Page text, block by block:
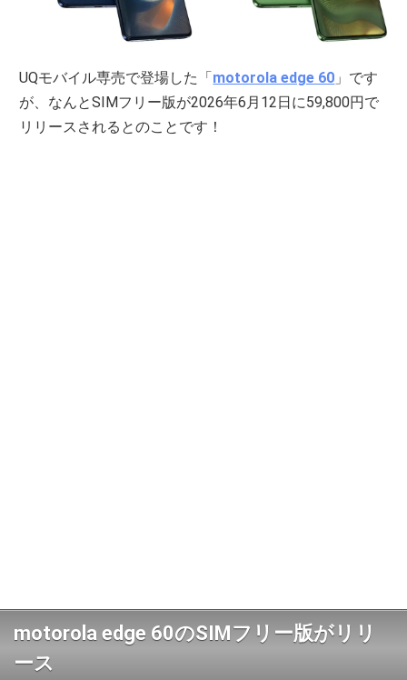
UQモバイル専売で登場した「 motorola edge 60 」です
が、なんとSIMフリー版が2026年6月12日に59,800円で
リリースされるとのことです！
motorola edge 60のSIMフリー版がリリ
ース